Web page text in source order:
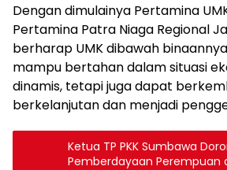
Dengan dimulainya Pertamina
Pertamina Patra Niaga Regional
berharap UMK dibawah
mampu bertahan dalam situasi
dinamis, tetapi juga dapat
berkelanjutan dan menjadi
Ketua TP PKK Sumbawa
Pemberdayaan Perempuan